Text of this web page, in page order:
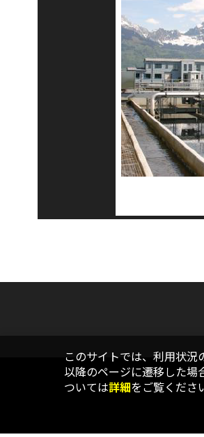
このサイトでは、利用状況
以降のページに遷移した場
ついては詳細をご覧くださ